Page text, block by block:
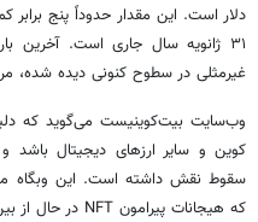
۳۱ ژانویه سال جاری است. آخرین
غیرمثلی در سطوح کنونی دیده شده،
وب‌سایت بیت‌کوینیست می‌گوید که
کوین و سایر ارزهای دیجیتال باشد
سقوط نقش داشته است. این وبگاه
که هیجانات پیرامون NFT در حال از بین رفتن است.